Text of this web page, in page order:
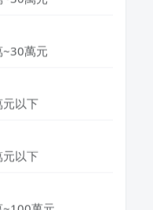
萬元
以下
以下
萬元